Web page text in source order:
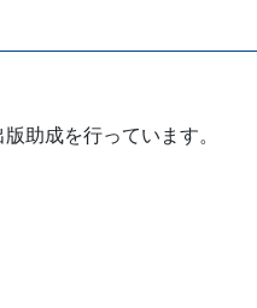
助成を行っています。